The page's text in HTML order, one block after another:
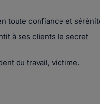
toute confiance et
à ses clients le secret
du travail, victime.